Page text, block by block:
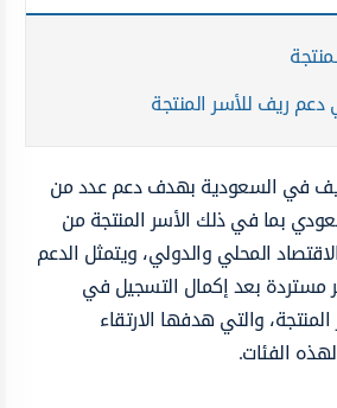
ريف للأسر المنتجة
ريف في السعودية بهدف دعم عدد من
بما في ذلك الأسر المنتجة من
المحلي والدولي، ويتمثل الدعم
مستردة بعد إكمال التسجيل في
والتي هدفها الارتقاء
الفئات.